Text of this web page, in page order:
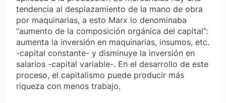
tendencia al desplazamiento de la mano de obra
por maquinarias, a esto Marx lo denominaba
“aumento de la composición orgánica del capital”:
aumenta la inversión en maquinarias, insumos, etc.
-capital constante- y disminuye la inversión en
salarios -capital variable-. En el desarrollo de este
proceso, el capitalismo puede producir más
riqueza con menos trabajo.